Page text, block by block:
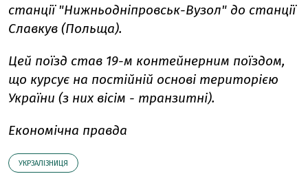
станції "Нижньодніпровськ-Вузол" до станції
Славкув (Польща).
Цей поїзд став 19-м контейнерним поїздом,
що курсує на постійній основі територією
України (з них вісім - транзитні).
Економічна правда
УКРЗАЛІЗНИЦЯ